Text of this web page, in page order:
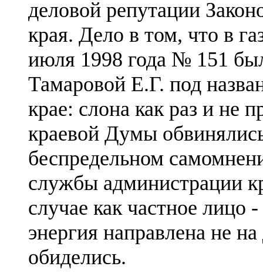
деловой репутации
края. Дело в том, что в
июля 1998 года № 151
Тамаровой Е.Г. под
крае: слона как раз и не
краевой Думы
беспредельном
службы администрации
случае как частное лицо
энергия направлена не
обиделись.